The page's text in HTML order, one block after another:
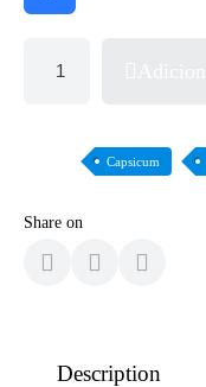
Capsicum
Share on
Description